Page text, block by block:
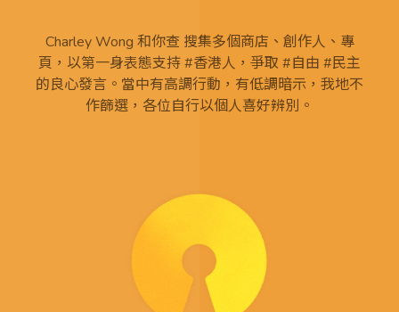
Charley Wong 和你查 搜集多個商店、創作人、專
頁，以第一身表態支持 #香港人，爭取 #自由 #民主
的良心發言。當中有高調行動，有低調暗示，我地不
作篩選，各位自行以個人喜好辨別。